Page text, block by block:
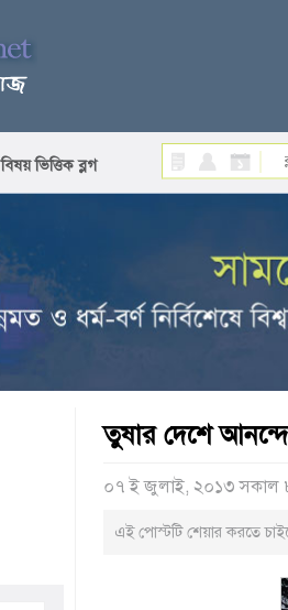
বিষয় ভিত্তিক ব্লগ
তুষার দেশে
০৭ ই জুলাই, ২০১৩ সকাল
এই পোস্টটি শেয়ার করতে